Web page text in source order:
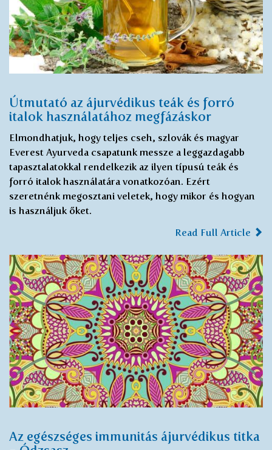
Útmutató az ájurvédikus teák és forró
italok használatához megfázáskor
Elmondhatjuk, hogy teljes cseh, szlovák és magyar
Everest Ayurveda csapatunk messze a leggazdagabb
tapasztalatokkal rendelkezik az ilyen típusú teák és
forró italok használatára vonatkozóan. Ezért
szeretnénk megosztani veletek, hogy mikor és hogyan
is használjuk őket.
Read Full Article
Az egészséges immunitás ájurvédikus titka